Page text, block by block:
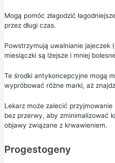
Mogą pomóc złagodzić
przez długi czas.
Powstrzymują uwalnianie jajeczek
miesiączki są lżejsze i mniej
Te środki antykoncepcyjne mogą
wypróbować różne marki, aż
Lekarz może zalecić
bez przerwy, aby zminimalizować
objawy związane z krwawieniem.
Progestogeny